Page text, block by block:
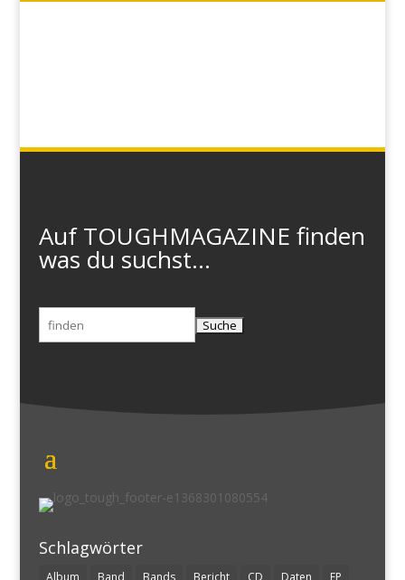
Auf TOUGHMAGAZINE finden
was du suchst...
Suchen
nach:
Schlagwörter
Album Band Bands Bericht CD Daten EP